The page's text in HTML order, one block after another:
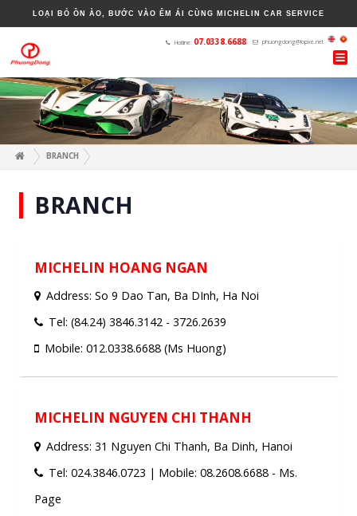
LOẠI BỎ ỒN ÀO, BƯỚC VÀO ÊM ÁI CÙNG MICHELIN CAR SERVICE
BRANCH
MICHELIN NGUYEN CHI THANH
Address: 31 Nguyen Chi Thanh, Ba Dinh, Hanoi
Tel: 024.3846.0723 | Mobile: 08.2608.6688 - Ms.